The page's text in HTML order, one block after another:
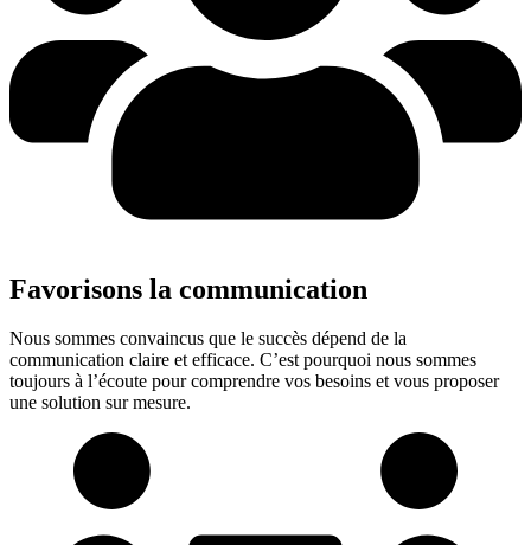
Favorisons la communication
Nous sommes convaincus que le succès dépend de la
communication claire et efficace. C’est pourquoi nous sommes
toujours à l’écoute pour comprendre vos besoins et vous proposer
une solution sur mesure.